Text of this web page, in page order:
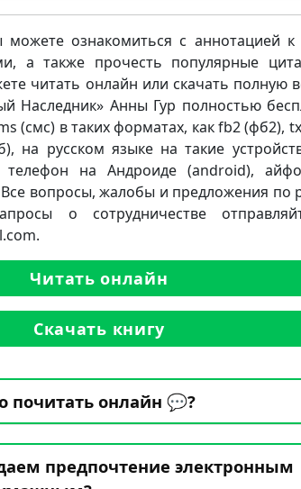
ознакомиться с аннотацией к
а также прочесть популярные
читать онлайн или скачать полную
Наследник» Анны Гур полностью
(смс) в таких форматах, как fb2 (фб2),
на русском языке на такие
телефон на Андроиде (android),
вопросы, жалобы и предложения по
о сотрудничестве
Читать онлайн
Скачать книгу
онлайн 💬?
предпочтение электронным